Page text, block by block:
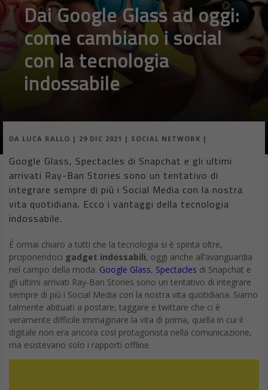
Dai Google Glass ad oggi:
come cambiano i social
con la tecnologia
indossabile
DA LUCA RALLO | 29 DIC 2021 | SOCIAL NETWORK |
Google Glass, Spectacles di Snapchat e gli ultimi
arrivati Ray-Ban Stories sono un tentativo di
integrare sempre di più i Social Media con la nostra
vita quotidiana. Ecco i vantaggi della tecnologia
indossabile.
È ormai chiaro a tutti che la tecnologia si è spinta oltre,
proponendoci gadget indossabili, oggi anche all’avanguardia
nel campo della moda. Google Glass, Spectacles di Snapchat e
gli ultimi arrivati Ray-Ban Stories sono un tentativo di integrare
sempre di più i Social Media con la nostra vita quotidiana. Siamo
talmente abituati a postare, taggare e twittare che ci è
veramente difficile immaginare la vita di prima, quella in cui il
digitale non era ancora così protagonista nella comunicazione,
ma esistevano solo i rapporti offline.